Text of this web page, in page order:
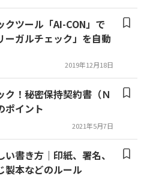
クツール「AI-CON」で
ーガルチェック」を自動
2019年12月18日
ク！秘密保持契約書（Ｎ
ポイント
2021年5月7日
書き方｜印紙、署名、
製本などのルール